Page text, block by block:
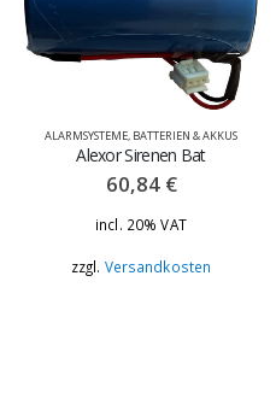
ALARMSYSTEME, BATTERIEN & AKKUS
Alexor Sirenen Bat
60,84 €
incl. 20% VAT
zzgl. Versandkosten
54,00€
incl. 20% VAT
zzgl.Versandkosten
Visonic Power Max Plus - Ersatzteil Funk - Magnetkontakt 868 Platine
out of 5
94,80€
incl. 20% VAT